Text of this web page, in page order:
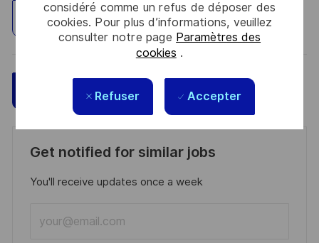
considéré comme un refus de déposer des
cookies. Pour plus d’informations, veuillez
consulter notre page Paramètres des
cookies .
Refuser Accepter
Explorez un site
Postulez maintenant Sauvegarder
Get notified for similar jobs
You'll receive updates once a week
Email